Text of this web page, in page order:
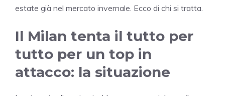
estate già nel mercato invernale. Ecco di chi si tratta.
Il Milan tenta il tutto per
tutto per un top in
attacco: la situazione